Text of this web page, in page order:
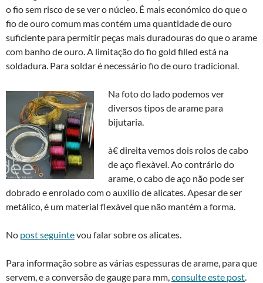
o fio sem risco de se ver o núcleo. É mais económico do que o
fio de ouro comum mas contém uma quantidade de ouro
suficiente para permitir peças mais duradouras do que o arame
com banho de ouro. A limitação do fio gold filled está na
soldadura. Para soldar é necessário fio de ouro tradicional.
Na foto do lado podemos ver
diversos tipos de arame para
bijutaria.
à€ direita vemos dois rolos de cabo
de aço flexà­vel. Ao contrário do
arame, o cabo de aço não pode ser
dobrado e enrolado com o auxilio de alicates. Apesar de ser
metálico, é um material flexà­vel que não mantém a forma.
No post seguintevou falar sobre os alicates.
Para informação sobre as várias espessuras de arame, para que
servem, e a conversão de gauge para mm,consulte este post.